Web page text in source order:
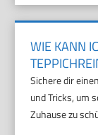
WIE KANN
Sichere dir
und Tricks, um
Zuhause zu